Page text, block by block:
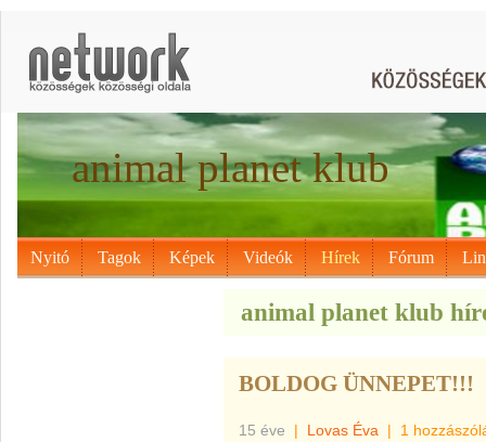
animal planet klub
Nyitó Tagok Képek Videók Hírek Fórum
animal planet klub
BOLDOG ÜNNEPET!!!
15 éve | Lovas Éva | 1